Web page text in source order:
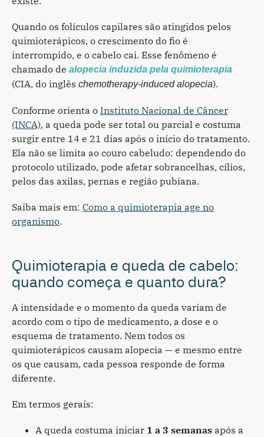
Quando os folículos capilares são atingidos pelos
quimioterápicos, o crescimento do fio é
interrompido, e o cabelo cai. Esse fenômeno é
chamado de alopecia induzida pela quimioterapia
(CIA, do inglês chemotherapy-induced alopecia).
Conforme orienta o Instituto Nacional de Câncer
(INCA), a queda pode ser total ou parcial e costuma
surgir entre 14 e 21 dias após o início do tratamento.
Ela não se limita ao couro cabeludo: dependendo do
protocolo utilizado, pode afetar sobrancelhas, cílios,
pelos das axilas, pernas e região pubiana.
Saiba mais em: Como a quimioterapia age no
organismo.
Quimioterapia e queda de cabelo:
quando começa e quanto dura?
A intensidade e o momento da queda variam de
acordo com o tipo de medicamento, a dose e o
esquema de tratamento. Nem todos os
quimioterápicos causam alopecia — e mesmo entre
os que causam, cada pessoa responde de forma
diferente.
Em termos gerais:
A queda costuma iniciar 1 a 3 semanas após a